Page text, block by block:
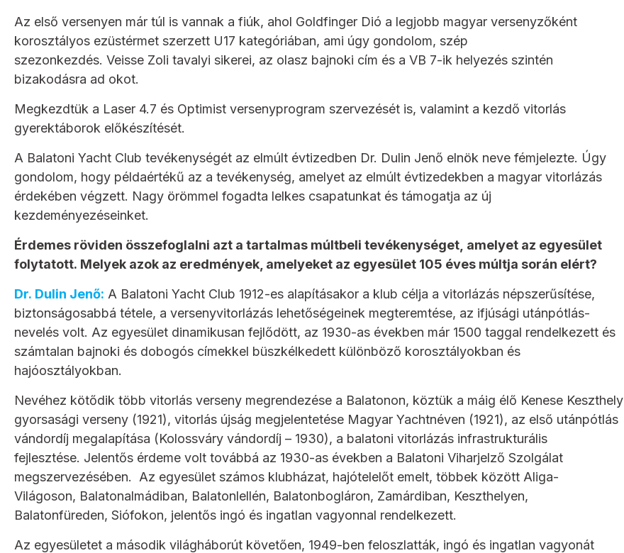
Az első versenyen már túl is vannak a fiúk, ahol Goldfinger Dió a legjobb magyar versenyzőként
korosztályos ezüstérmet szerzett U17 kategóriában, ami úgy gondolom, szép
szezonkezdés. Veisse Zoli tavalyi sikerei, az olasz bajnoki cím és a VB 7-ik helyezés szintén
bizakodásra ad okot.
Megkezdtük a Laser 4.7 és Optimist versenyprogram szervezését is, valamint a kezdő vitorlás
gyerektáborok előkészítését.
A Balatoni Yacht Club tevékenységét az elmúlt évtizedben Dr. Dulin Jenő elnök neve fémjelezte. Úgy
gondolom, hogy példaértékű az a tevékenység, amelyet az elmúlt évtizedekben a magyar vitorlázás
érdekében végzett. Nagy örömmel fogadta lelkes csapatunkat és támogatja az új
kezdeményezéseinket.
Érdemes röviden összefoglalni azt a tartalmas múltbeli tevékenységet, amelyet az egyesület
folytatott. Melyek azok az eredmények, amelyeket az egyesület 105 éves múltja során elért?
Dr. Dulin Jenő: A Balatoni Yacht Club 1912-es alapításakor a klub célja a vitorlázás népszerűsítése,
biztonságosabbá tétele, a versenyvitorlázás lehetőségeinek megteremtése, az ifjúsági utánpótlás-
nevelés volt. Az egyesület dinamikusan fejlődött, az 1930-as években már 1500 taggal rendelkezett és
számtalan bajnoki és dobogós címekkel büszkélkedett különböző korosztályokban és
hajóosztályokban.
Nevéhez kötődik több vitorlás verseny megrendezése a Balatonon, köztük a máig élő Kenese Keszthely
gyorsasági verseny (1921), vitorlás újság megjelentetése Magyar Yachtnéven (1921), az első utánpótlás
vándordíj megalapítása (Kolossváry vándordíj – 1930), a balatoni vitorlázás infrastrukturális
fejlesztése. Jelentős érdeme volt továbbá az 1930-as években a Balatoni Viharjelző Szolgálat
megszervezésében. Az egyesület számos klubházat, hajótelelőt emelt, többek között Aliga-
Világoson, Balatonalmádiban, Balatonlellén, Balatonbogláron, Zamárdiban, Keszthelyen,
Balatonfüreden, Siófokon, jelentős ingó és ingatlan vagyonnal rendelkezett.
Az egyesületet a második világháborút követően, 1949-ben feloszlatták, ingó és ingatlan vagyonát